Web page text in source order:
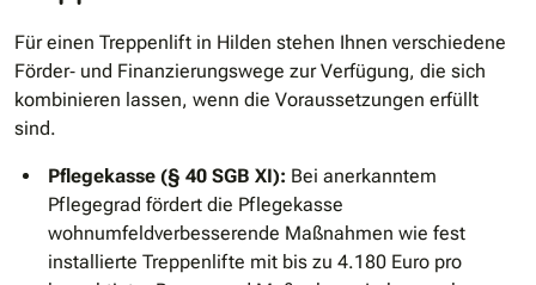
Für einen Treppenlift in Hilden stehen Ihnen verschiedene
Förder‐ und Finanzierungswege zur Verfügung, die sich
kombinieren lassen, wenn die Voraussetzungen erfüllt
sind.
Pflegekasse (§ 40 SGB XI): Bei anerkanntem
Pflegegrad fördert die Pflegekasse
wohnumfeldverbesserende Maßnahmen wie fest
installierte Treppenlifte mit bis zu 4.180 Euro pro